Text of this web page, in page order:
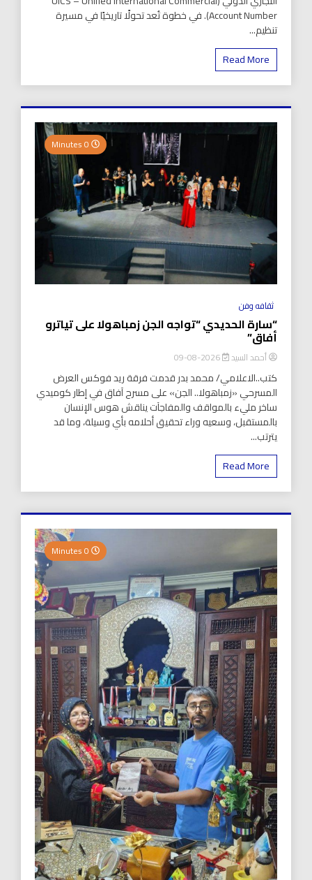
Account Number). في خطوة تُعد تحولًا تاريخيًا في مسيرة
تنظيم...
Read More
ثقافه وفن
“سارة الحديدي “تواجه الجن زمباهولا على تياترو
أفاق”
أحمد السيد 2026-08-09
كتب..الاعلامي/ محمد بدر قدمت فرقة ريد فوكس العرض
المسرحي «زمباهولا.. الجن» على مسرح آفاق في إطار كوميدي
ساخر مليء بالمواقف والمفاجآت يناقش هوس الإنسان
بالمستقبل، وسعيه وراء تحقيق أحلامه بأي وسيلة، وما قد
يترتب...
Read More